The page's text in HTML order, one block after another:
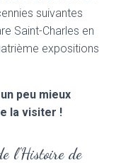
suivantes
Saint-Charles en
expositions
peu mieux
la visiter !
l'Histoire de